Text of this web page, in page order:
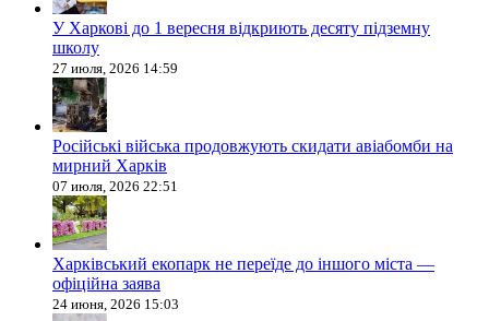
У Харкові до 1 вересня відкриють десяту підземну
школу
27 июля, 2026 14:59
Російські війська продовжують скидати авіабомби на
мирний Харків
07 июля, 2026 22:51
Харківський екопарк не переїде до іншого міста —
офіційна заява
24 июня, 2026 15:03